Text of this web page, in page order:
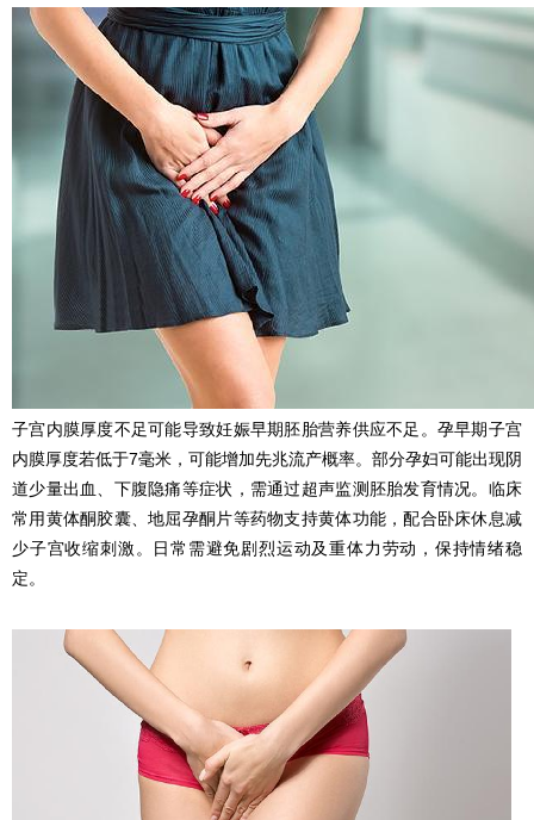
子宫内膜厚度不足可能导致妊娠早期胚胎营养供应不足。孕早期子宫
内膜厚度若低于7毫米，可能增加先兆流产概率。部分孕妇可能出现阴
道少量出血、下腹隐痛等症状，需通过超声监测胚胎发育情况。临床
常用黄体酮胶囊、地屈孕酮片等药物支持黄体功能，配合卧床休息减
少子宫收缩刺激。日常需避免剧烈运动及重体力劳动，保持情绪稳
定。